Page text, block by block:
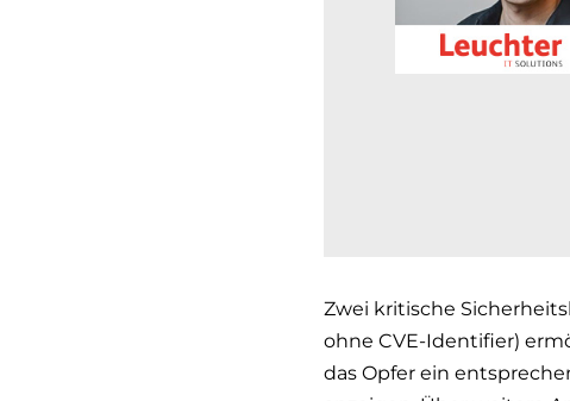
Zwei kritische
ohne CVE-Identifier)
das Opfer ein